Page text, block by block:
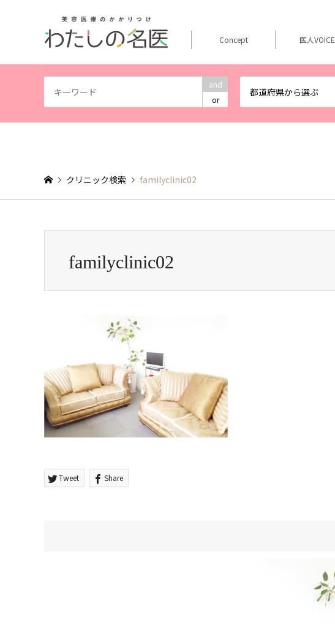
and
or
都道府県から選ぶ
Concept 医人VOICE
クリニック検索 familyclinic02
familyclinic02
Tweet Share